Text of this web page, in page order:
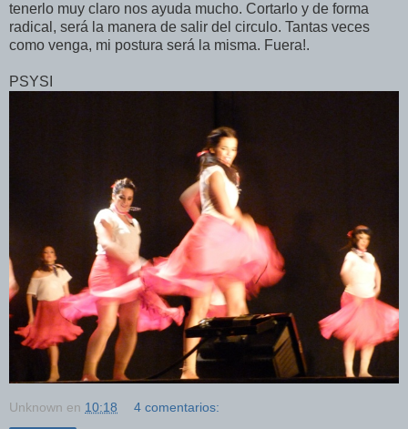
tenerlo muy claro nos ayuda mucho. Cortarlo y de forma
radical, será la manera de salir del circulo. Tantas veces
como venga, mi postura será la misma. Fuera!.
PSYSI
Unknown en 10:18 4 comentarios: